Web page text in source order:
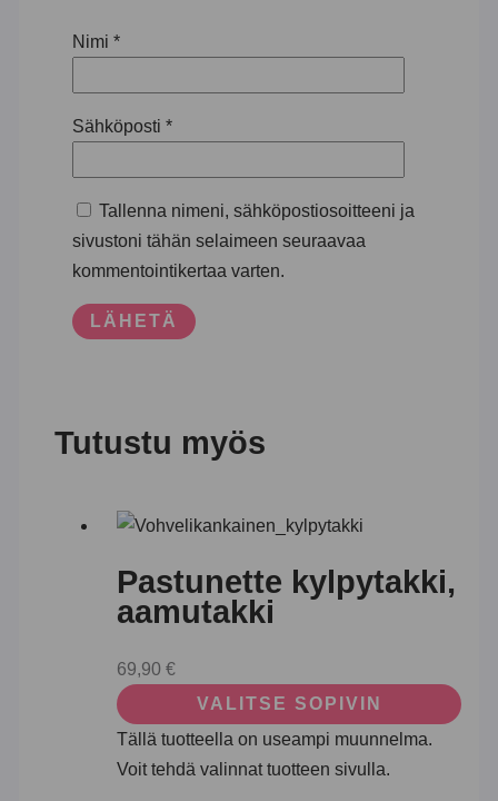
Nimi *
Sähköposti *
Tallenna nimeni, sähköpostiosoitteeni ja
sivustoni tähän selaimeen seuraavaa
kommentointikertaa varten.
Tutustu myös
Pastunette kylpytakki,
aamutakki
69,90 €
VALITSE SOPIVIN
Tällä tuotteella on useampi muunnelma.
Voit tehdä valinnat tuotteen sivulla.